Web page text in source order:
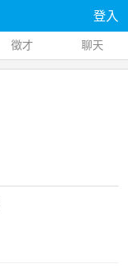
登入
徵才 聊天